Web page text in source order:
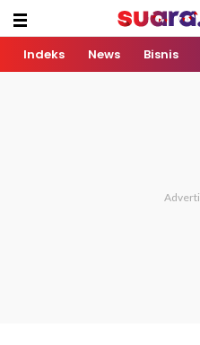
Indeks News Bisnis